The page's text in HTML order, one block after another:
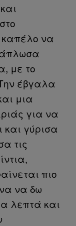
καπέλο να
άπλωσα
με το
έβγαλα
μια
για να
και γύρισα
τις
πιο
να δω
λεπτά και